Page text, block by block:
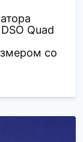
Quad
со